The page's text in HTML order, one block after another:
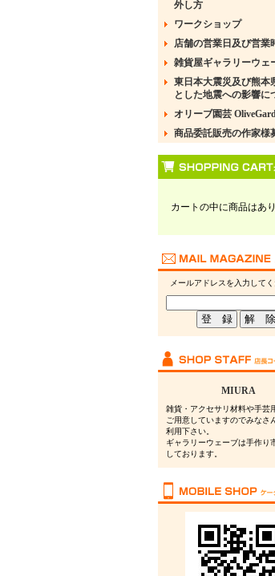
外し方
ワークショップ
店舗の営業日及び営業
雑貨屋ギャラリーウェ
東日本大震災及び熊本
とした地震への影響に
オリーブ園芸
商品委託販売の作家様
カートの中に商品はあ
メールアドレスを入力してく
MIURA
雑貨・アクセサリ材料や手芸
ご用意していますのでみなさ
利用下さい。
ギャラリーウェーブは手作り
しております。